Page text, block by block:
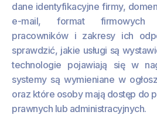
dane identyfikacyjne firmy,
e-mail, format firmowych
pracowników i zakresy ich
sprawdzić, jakie usługi są
technologie pojawiają się w
systemy są wymieniane w
oraz które osoby mają dostęp do
prawnych lub administracyjnych.